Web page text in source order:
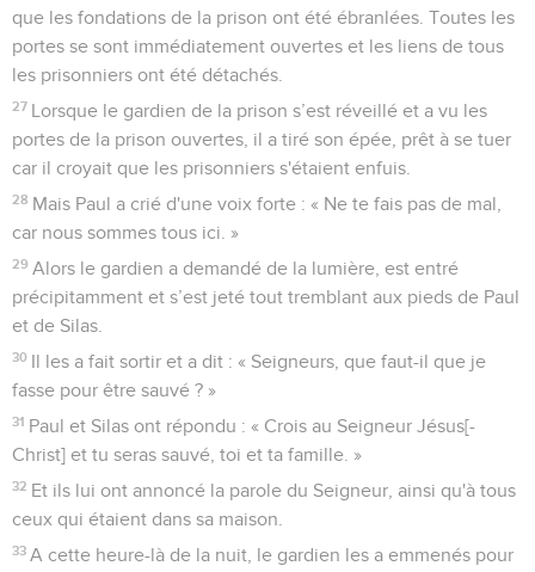
que les fondations de la prison ont été ébranlées. Toutes les
portes se sont immédiatement ouvertes et les liens de tous
les prisonniers ont été détachés.
27 Lorsque le gardien de la prison s’est réveillé et a vu les
portes de la prison ouvertes, il a tiré son épée, prêt à se tuer
car il croyait que les prisonniers s'étaient enfuis.
28 Mais Paul a crié d'une voix forte : « Ne te fais pas de mal,
car nous sommes tous ici. »
29 Alors le gardien a demandé de la lumière, est entré
précipitamment et s’est jeté tout tremblant aux pieds de Paul
et de Silas.
30 Il les a fait sortir et a dit : « Seigneurs, que faut-il que je
fasse pour être sauvé ? »
31 Paul et Silas ont répondu : « Crois au Seigneur Jésus[-
Christ] et tu seras sauvé, toi et ta famille. »
32 Et ils lui ont annoncé la parole du Seigneur, ainsi qu'à tous
ceux qui étaient dans sa maison.
33 A cette heure-là de la nuit, le gardien les a emmenés pour